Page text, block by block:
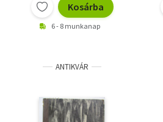
Kosárba
6 - 8 munkanap
ANTIKVÁR